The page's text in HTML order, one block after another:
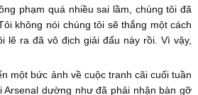
phạm quá nhiều sai lầm, chúng tôi đã
không nói chúng tôi sẽ thắng một cách
lẽ ra đã vô địch giải đấu này rồi. Vì vậy,
một bức ảnh về cuộc tranh cãi cuối tuần
Arsenal dường như đã phải nhận bàn gỡ